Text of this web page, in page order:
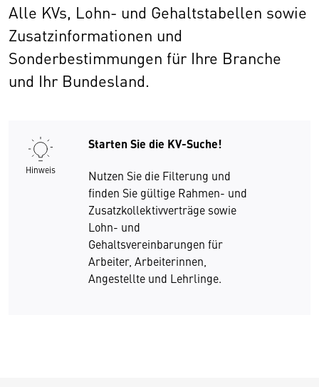
Alle KVs, Lohn- und Gehaltstabellen sowie
Zusatzinformationen und
Sonderbestimmungen für Ihre Branche
und Ihr Bundesland.
Hinweis
Starten Sie die KV-Suche!
Nutzen Sie die Filterung und
finden Sie gültige Rahmen- und
Zusatzkollektivverträge sowie
Lohn- und
Gehaltsvereinbarungen für
Arbeiter, Arbeiterinnen,
Angestellte und Lehrlinge.